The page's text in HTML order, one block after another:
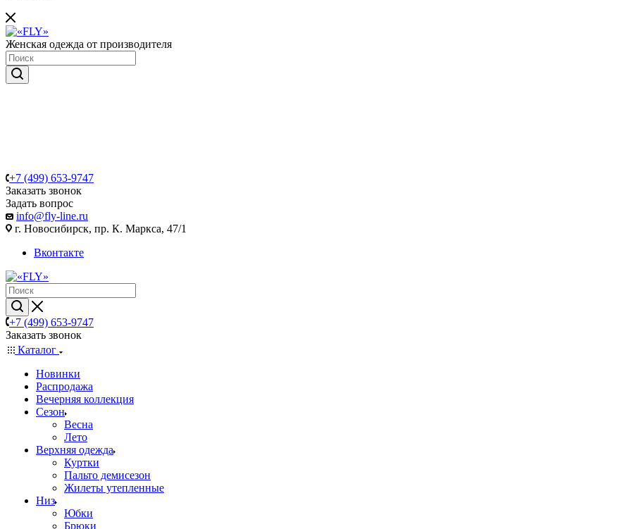
Женская одежда от производителя
+7 (499) 653-9747
Заказать звонок
Задать вопрос
info@fly-line.ru
г. Новосибирск, пр. К. Маркса, 47/1
Вконтакте
+7 (499) 653-9747
Заказать звонок
Каталог
Новинки
Распродажа
Вечерняя коллекция
Сезон
Весна
Лето
Верхняя одежда
Куртки
Пальто демисезон
Жилеты утепленные
Низ
Юбки
Брюки